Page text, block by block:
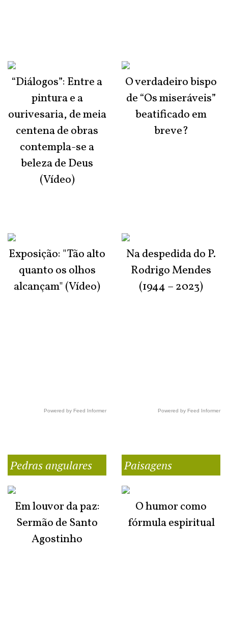
“Diálogos”: Entre a
pintura e a
ourivesaria, de meia
centena de obras
contempla-se a
beleza de Deus
(Vídeo)
Exposição: "Tão alto
quanto os olhos
alcançam" (Vídeo)
Powered by Feed Informer
O verdadeiro bispo
de “Os miseráveis”
beatificado em
breve?
Na despedida do P.
Rodrigo Mendes
(1944 – 2023)
Powered by Feed Informer
Pedras angulares
Em louvor da paz:
Sermão de Santo
Agostinho
Paisagens
O humor como
fórmula espiritual